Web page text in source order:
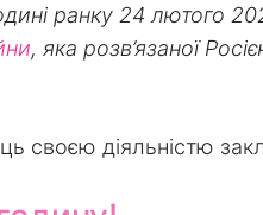
ранку 24 лютого
, яка розв’язаної
своєю діяльністю